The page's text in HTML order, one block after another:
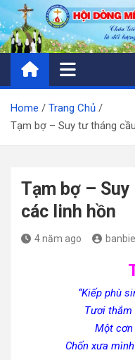
Skip
to
content
Home
Trang Chủ
Tạm bợ – Suy tư tháng
Tạm bợ –
các linh hồn
4 năm ago
“Kiếp phù
Tươi thắm
Một cơn
Chốn xưa